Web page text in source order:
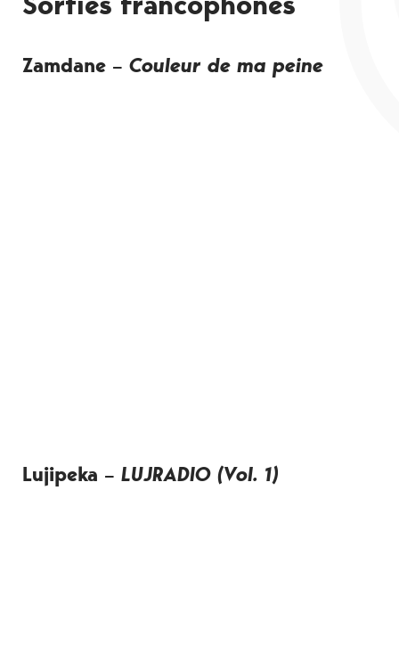
Zamdane – Couleur de ma peine
Lujipeka – LUJRADIO (Vol. 1)